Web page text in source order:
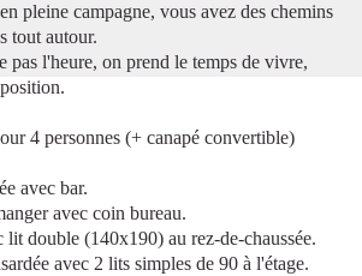
pleine campagne, vous avez des chemins
tout autour.
pas l'heure, on prend le temps de vivre,
4 personnes (+ canapé convertible)
avec bar.
avec coin bureau.
lit double (140x190) au rez-de-chaussée.
avec 2 lits simples de 90 à l'étage.